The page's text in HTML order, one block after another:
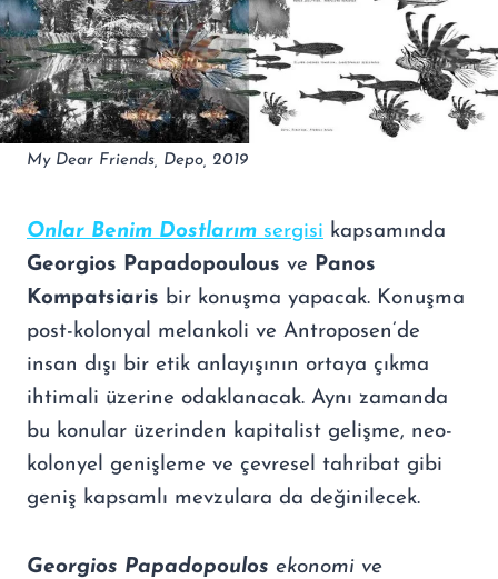
My Dear Friends, Depo, 2019
Onlar Benim Dostlarım sergisi kapsamında
Georgios Papadopoulous ve Panos
Kompatsiaris bir konuşma yapacak. Konuşma
post-kolonyal melankoli ve Antroposen’de
insan dışı bir etik anlayışının ortaya çıkma
ihtimali üzerine odaklanacak. Aynı zamanda
bu konular üzerinden kapitalist gelişme, neo-
kolonyel genişleme ve çevresel tahribat gibi
geniş kapsamlı mevzulara da değinilecek.
Georgios Papadopoulos ekonomi ve